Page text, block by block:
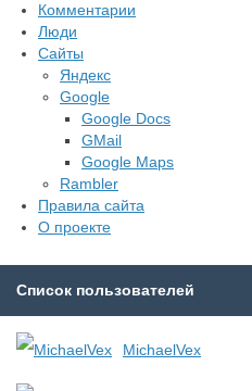
Комментарии
Люди
Сайты
Яндекс
Google
Google Docs
GMail
Google Maps
Rambler
Правила сайта
О проекте
Список пользователей
MichaelVex